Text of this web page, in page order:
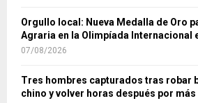
Orgullo local: Nueva Medalla de Oro
Agraria en la Olimpíada Internacional
07/08/2026
Tres hombres capturados tras robar
chino y volver horas después por más